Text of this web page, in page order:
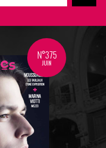
N°375
JUIN